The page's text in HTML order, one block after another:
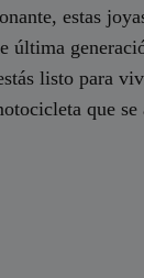
estas
última
listo para
que